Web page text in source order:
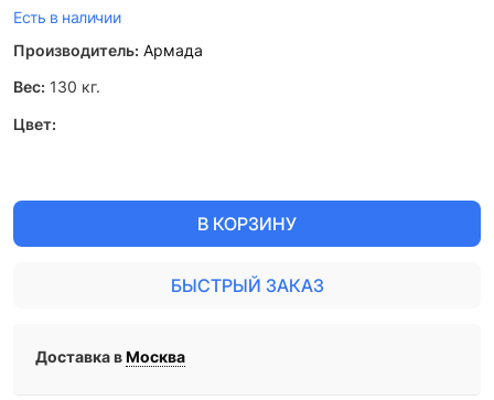
Есть в наличии
Производитель: Армада
Вес: 130 кг.
Цвет:
В КОРЗИНУ
БЫСТРЫЙ ЗАКАЗ
Доставка вМосква